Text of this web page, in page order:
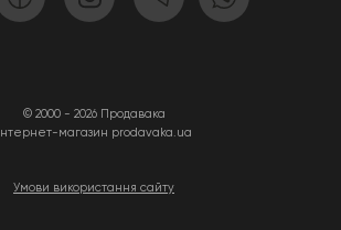
© 2000 - 2026 Продавака
Інтернет-магазин prodavaka.ua
Умови використання сайту